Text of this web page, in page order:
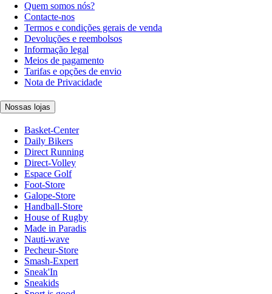
Quem somos nós?
Contacte-nos
Termos e condições gerais de venda
Devoluções e reembolsos
Informação legal
Meios de pagamento
Tarifas e opções de envio
Nota de Privacidade
Nossas lojas
Basket-Center
Daily Bikers
Direct Running
Direct-Volley
Espace Golf
Foot-Store
Galope-Store
Handball-Store
House of Rugby
Made in Paradis
Nauti-wave
Pecheur-Store
Smash-Expert
Sneak'In
Sneakids